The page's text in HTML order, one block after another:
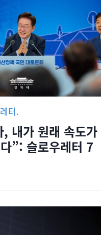
터.
, 내가 원래 속도가
”: 슬로우레터 7